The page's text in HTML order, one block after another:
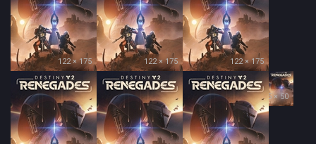
122 × 175 122 × 175 122 × 175
35 × 50